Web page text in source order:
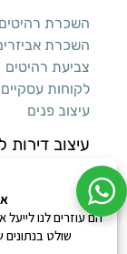
השכרת רהיטים
השכרת
צביעת רהיטים
לקוחות עסקיים
עיצוב פנים
עיצוב דירות